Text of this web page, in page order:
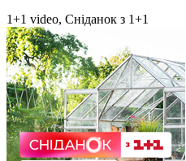
1+1 video, Сніданок з 1+1